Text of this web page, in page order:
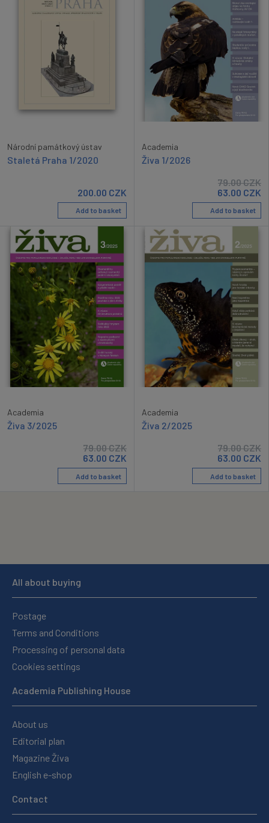
Národní památkový ústav
Staletá Praha 1/2020
200.00 CZK
Add to basket
Academia
Živa 1/2026
79.00CZK
63.00 CZK
Add to basket
Academia
Živa 3/2025
79.00CZK
63.00 CZK
Add to basket
Academia
Živa 2/2025
79.00CZK
63.00 CZK
Add to basket
All about buying
Postage
Terms and Conditions
Processing of personal data
Cookies settings
Academia Publishing House
About us
Editorial plan
Magazine Živa
English e-shop
Contact